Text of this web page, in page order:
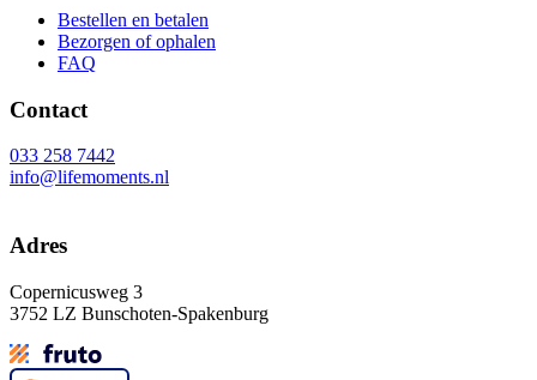
Bestellen en betalen
Bezorgen of ophalen
FAQ
Contact
033 258 7442
info@lifemoments.nl
Adres
Copernicusweg 3
3752 LZ Bunschoten-Spakenburg